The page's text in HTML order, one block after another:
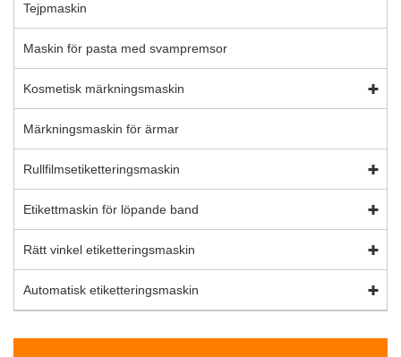
Tejpmaskin
Maskin för pasta med svampremsor
Kosmetisk märkningsmaskin
Märkningsmaskin för ärmar
Rullfilmsetiketteringsmaskin
Etikettmaskin för löpande band
Rätt vinkel etiketteringsmaskin
Automatisk etiketteringsmaskin